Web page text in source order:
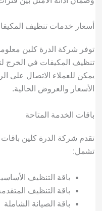
أسعار خدمات تنظيف
توفر شركة الدرة كلين
تنظيف المكيفات في الخرج
الأسعار والعروض الحالية.
باقات الخدمة المتاحة
تقدم شركة الدرة كلين
تشمل:
باقة التنظيف
باقة التنظيف
باقة الصيانة الشاملة